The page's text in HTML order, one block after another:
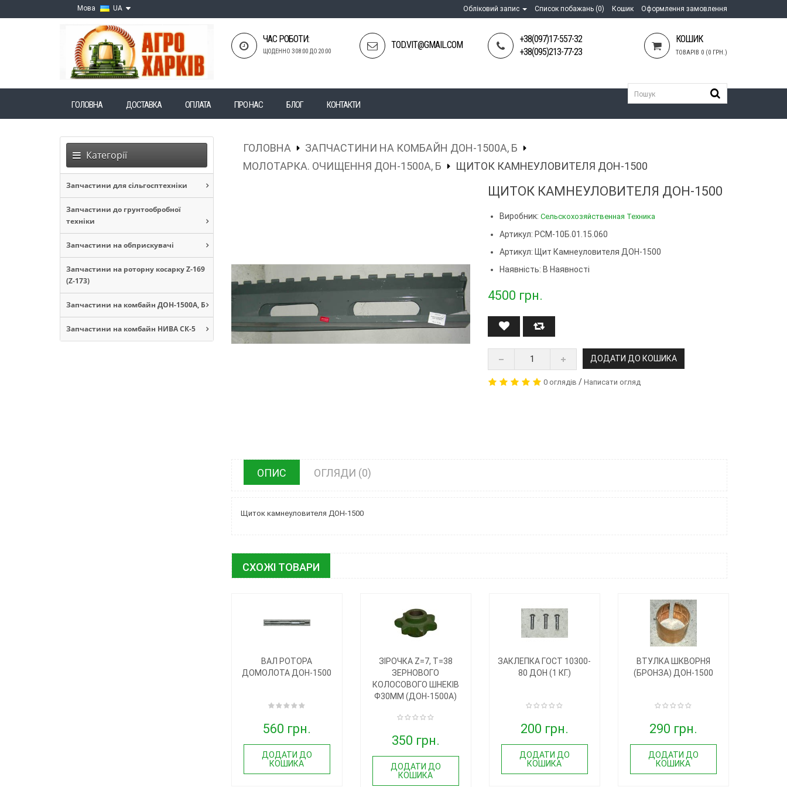
Мова UA Обліковий запис Список побажань (0) Кошик Оформлення замовлення
ЧАС РОБОТИ:
ЩОДЕННО З 08:00 ДО 20:00
TOD.VIT@GMAIL.COM
+38(097)17-557-32
+38(095)213-77-23
КОШИК
ТОВАРІВ 0 (0 ГРН.)
ГОЛОВНА ДОСТАВКА ОПЛАТА ПРО НАС БЛОГ КОНТАКТИ
Категорії
Запчастини для сільгосптехніки
Запчастини до грунтообробної
техніки
Запчастини на обприскувачі
Запчастини на роторну косарку Z-169
(Z-173)
Запчастини на комбайн ДОН-1500А, Б
Запчастини на комбайн НИВА СК-5
ГОЛОВНА
ЗАПЧАСТИНИ НА КОМБАЙН ДОН-1500А, Б
МОЛОТАРКА. ОЧИЩЕННЯ ДОН-1500А, Б
ЩИТОК КАМНЕУЛОВИТЕЛЯ ДОН-1500
ЩИТОК КАМНЕУЛОВИТЕЛЯ ДОН-1500
Виробник:Сельскохозяйственная Техника
Артикул: РСМ-10Б.01.15.060
Артикул: Щит Камнеуловителя ДОН-1500
Наявність: В Наявності
4500 грн.
ДОДАТИ ДО КОШИКА
0 оглядів /Написати огляд
ОПИС ОГЛЯДИ (0)
Щиток камнеуловителя ДОН-1500
СХОЖІ ТОВАРИ
ВАЛ РОТОРА
ДОМОЛОТА ДОН-1500
560 грн.
ДОДАТИ ДО
КОШИКА
ЗІРОЧКА Z=7, T=38
ЗЕРНОВОГО
КОЛОСОВОГО ШНЕКІВ
Ф30ММ (ДОН-1500А)
350 грн.
ДОДАТИ ДО
КОШИКА
ЗАКЛЕПКА ГОСТ 10300-
80 ДОН (1 КГ.)
200 грн.
ДОДАТИ ДО
КОШИКА
ВТУЛКА ШКВОРНЯ
(БРОНЗА) ДОН-1500
290 грн.
ДОДАТИ ДО
КОШИКА